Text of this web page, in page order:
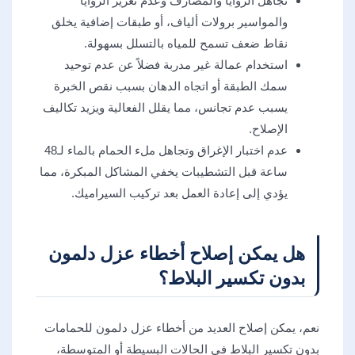
والمواسير برولات ألياف، أو طبقات إضافية يخلق
نقاط ضعف تسمح للمياه بالتسلل بسهولة.
استخدام عمالة غير مدربة فضلاً عن عدم توحيد
سمك الطبقة أو اتجاه الدهان بسبب نقص الخبرة
يسبب عدم تجانس، مما يقلل الفعالية ويزيد تكاليف
الإصلاح.
عدم اختبار الإغراق وتجاهل ملء الحمام بالماء لـ48
ساعة قبل التشطيبات يخفي المشاكل المبكرة، مما
يؤدي إلى إعادة العمل بعد تركيب السيراميك.
هل يمكن إصلاح أخطاء عزل دلمون
بدون تكسير البلاط؟
نعم، يمكن إصلاح العديد من أخطاء عزل دلمون للحمامات
بدون تكسير البلاط في الحالات البسيطة أو المتوسطة،